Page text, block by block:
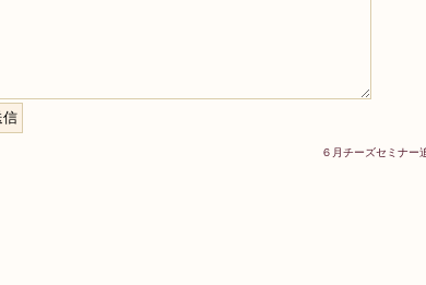
６月チーズセミナー